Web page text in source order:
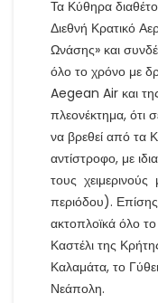
Τα Κύθηρα
Διεθνή Κρατικό
Ωνάσης» και
όλο το χρόνο με
Aegean Air και
πλεονέκτημα, ότι
να βρεθεί από τα
αντίστροφο, με
τους χειμερινούς
περιόδου).
ακτοπλοϊκά όλο
Καστέλι της
Καλαμάτα, το
Νεάπολη.